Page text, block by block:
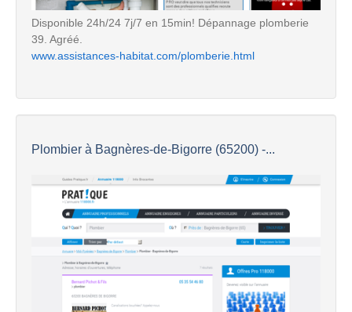
Disponible 24h/24 7j/7 en 15min! Dépannage plomberie
39. Agréé.
www.assistances-habitat.com/plomberie.html
Plombier à Bagnères-de-Bigorre (65200) -...